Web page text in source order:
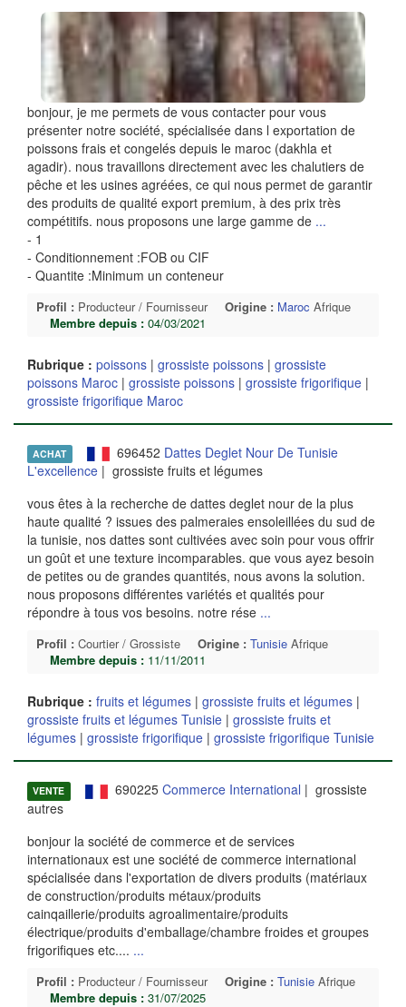
bonjour, je me permets de vous contacter pour vous
présenter notre société, spécialisée dans l exportation de
poissons frais et congelés depuis le maroc (dakhla et
agadir). nous travaillons directement avec les chalutiers de
pêche et les usines agréées, ce qui nous permet de garantir
des produits de qualité export premium, à des prix très
compétitifs. nous proposons une large gamme de ...
- 1
- Conditionnement :FOB ou CIF
- Quantite :Minimum un conteneur
Profil : Producteur / Fournisseur Origine : Maroc Afrique
Membre depuis : 04/03/2021
Rubrique : poissons | grossiste poissons | grossiste
poissons Maroc | grossiste poissons | grossiste frigorifique |
grossiste frigorifique Maroc
ACHAT 696452 Dattes Deglet Nour De Tunisie
L'excellence | grossiste fruits et légumes
vous êtes à la recherche de dattes deglet nour de la plus
haute qualité ? issues des palmeraies ensoleillées du sud de
la tunisie, nos dattes sont cultivées avec soin pour vous offrir
un goût et une texture incomparables. que vous ayez besoin
de petites ou de grandes quantités, nous avons la solution.
nous proposons différentes variétés et qualités pour
répondre à tous vos besoins. notre rése ...
Profil : Courtier / Grossiste Origine : Tunisie Afrique
Membre depuis : 11/11/2011
Rubrique : fruits et légumes | grossiste fruits et légumes |
grossiste fruits et légumes Tunisie | grossiste fruits et
légumes | grossiste frigorifique | grossiste frigorifique Tunisie
VENTE 690225 Commerce International | grossiste
autres
bonjour la société de commerce et de services
internationaux est une société de commerce international
spécialisée dans l'exportation de divers produits (matériaux
de construction/produits métaux/produits
cainqaillerie/produits agroalimentaire/produits
électrique/produits d'emballage/chambre froides et groupes
frigorifiques etc.... ...
Profil : Producteur / Fournisseur Origine : Tunisie Afrique
Membre depuis : 31/07/2025